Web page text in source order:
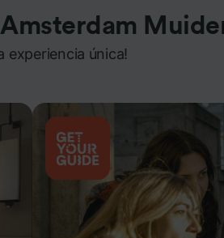
Amsterdam
experiencia única!